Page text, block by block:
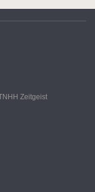
Zeitgeist